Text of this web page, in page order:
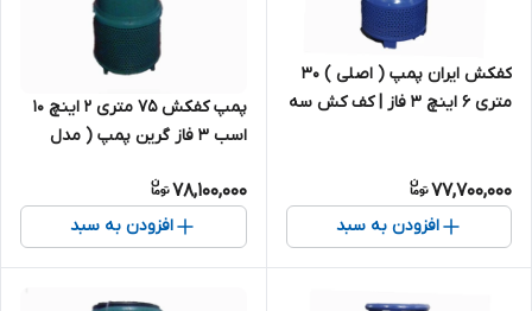
کفکش ایران پمپ ( اصلی ) ۳۰
متری ۶ اینچ ۳ فاز | کف کش سه
77,700,000
افزودن به سبد
پمپ کفکش 75 متری ۲ اینچ ۱۰
اسب ۳ فاز گرین پمپ ( مدل
78,100,000
افزودن به سبد